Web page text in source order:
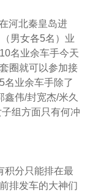
河北秦皇岛进
男女各5名）业
名业余车手今天
圈就可以参加接
名业余车手除了
伟/封宽杰/米久
组方面只有何冲
积分只能排在最
排发车的大神们